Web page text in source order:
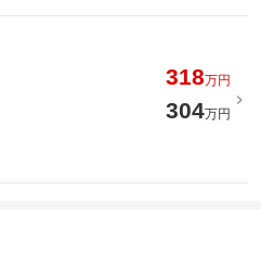
318万円
304万円